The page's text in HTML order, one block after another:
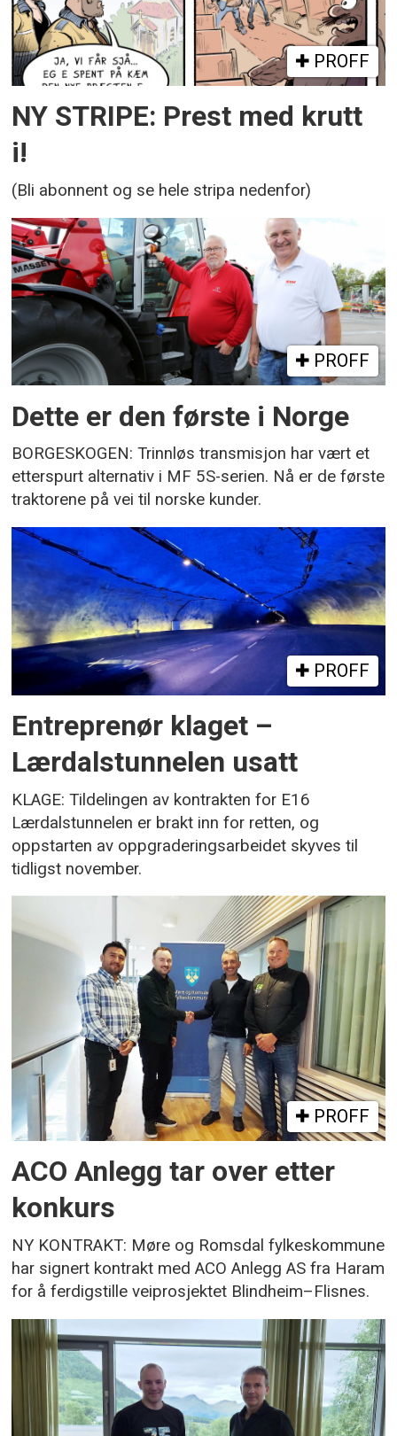
PROFF
NY STRIPE: Prest med krutt
i!
(Bli abonnent og se hele stripa nedenfor)
PROFF
Dette er den første i Norge
BORGESKOGEN: Trinnløs transmisjon har vært et
etterspurt alternativ i MF 5S-serien. Nå er de første
traktorene på vei til norske kunder.
PROFF
Entreprenør klaget –
Lærdalstunnelen usatt
KLAGE: Tildelingen av kontrakten for E16
Lærdalstunnelen er brakt inn for retten, og
oppstarten av oppgraderingsarbeidet skyves til
tidligst november.
PROFF
ACO Anlegg tar over etter
konkurs
NY KONTRAKT: Møre og Romsdal fylkeskommune
har signert kontrakt med ACO Anlegg AS fra Haram
for å ferdigstille veiprosjektet Blindheim–Flisnes.